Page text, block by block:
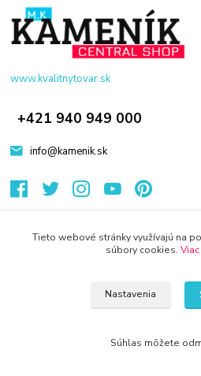
www.kvalitnytovar.sk
+421 940 949 000
info@kamenik.sk
Tieto webové stránky využívajú na
súbory cookies.
Nastavenia
Súhlas môžete